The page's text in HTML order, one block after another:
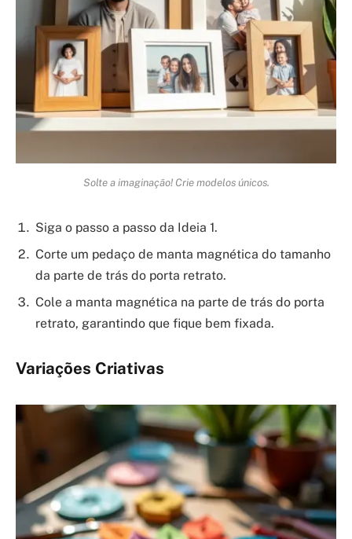
Solte a imaginação! Crie modelos únicos.
Siga o passo a passo da Ideia 1.
Corte um pedaço de manta magnética do tamanho
da parte de trás do porta retrato.
Cole a manta magnética na parte de trás do porta
retrato, garantindo que fique bem fixada.
Variações Criativas